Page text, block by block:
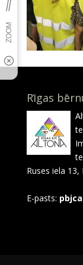
Rīgas
Ruses iela 13,
E-pasts: